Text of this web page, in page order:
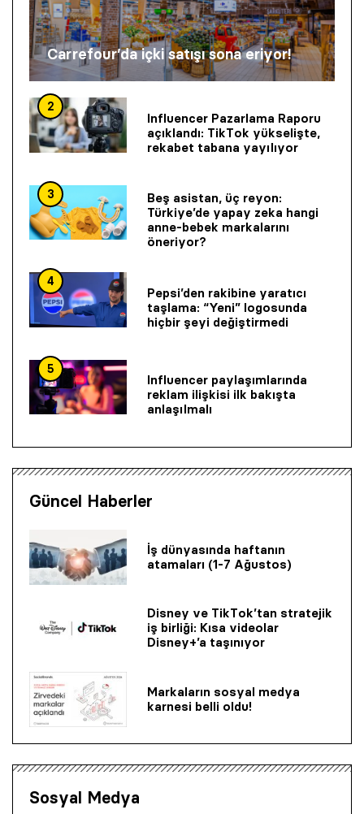
Carrefour’da içki satışı sona eriyor!
2
Influencer Pazarlama Raporu
açıklandı: TikTok yükselişte,
rekabet tabana yayılıyor
3
Beş asistan, üç reyon:
Türkiye’de yapay zeka hangi
anne-bebek markalarını
öneriyor?
4
Pepsi’den rakibine yaratıcı
taşlama: “Yeni” logosunda
hiçbir şeyi değiştirmedi
5
Influencer paylaşımlarında
reklam ilişkisi ilk bakışta
anlaşılmalı
Güncel Haberler
İş dünyasında haftanın
atamaları (1-7 Ağustos)
Disney ve TikTok’tan stratejik
iş birliği: Kısa videolar
Disney+’a taşınıyor
Markaların sosyal medya
karnesi belli oldu!
Sosyal Medya